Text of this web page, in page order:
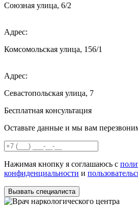
Союзная улица, 6/2
Адрес:
Комсомольская улица, 156/1
Адрес:
Севастопольская улица, 7
Бесплатная консультация
Оставьте данные и мы вам
Нажимая кнопку я соглашаюсь с
конфиденциальности и
Вызвать специалиста